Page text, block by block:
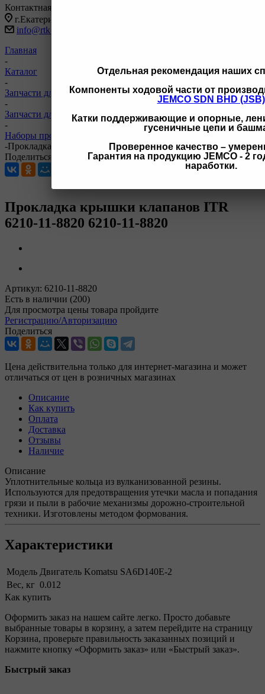
Отдельная рекомендация наших
Компоненты ходовой части от
JEMCO SDN BHD (JSB)
Катки поддерживающие и опорные,
гусеничные цепи и
Проверенное качество –
Гарантия на продукцию JEMCO - 2
наработки.
Контактная информация
г.Екатеринбург, ул Черняховского 86 корп 9/3
info@rtk-parts.ru
Главная
-
Каталог
-
Запчасти для двигателей и сопутствующих систем
-
Запчасти для двигателей Komatsu
-
Наборы прокладок двигателя и уплотнения Komatsu
-Прокладка крышки клапанов ITR 6210-11-8820 6210-11-8820
Поделиться
Прокладка крышки клапанов ITR
6210-11-8820 6210-11-8820
Артикул: 6210-11-8820
Есть в наличии (200)
Для просмотра цены товара пройдите
Регистрацию/Авторизацию
Поделиться
Цена действительна только для интернет-магазина и может
отличаться от цен в розничных магазинах
Описание
Как купить
Оплата
Доставка
Отзывы
Наличие
Описание
Уплотнительные кольца из вулканизованной резины.
Используются для предотвращения утечки масла и попадания
грязи и пыли в рабочие механизмы дорожно-строительной
техники. Изготовлены методом формования.
Характеристики
Модель Двигатель Komatsu SA6D140E-2
Вес, кг 0.012
Как купить
Оформить заказ на нашем сайте легко. Просто добавьте
выбранные товары в корзину, а затем перейдите на страницу
Корзина, проверьте правильность заказанных позиций и
нажмите кнопку «Оформить заказ» или «Быстрый заказ».
Быстрый заказ